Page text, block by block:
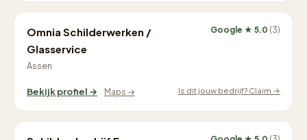
Omnia Schilderwerken /
Glasservice
Assen
Google ★ 5.0 (3)
Bekijk profiel → Maps → Is dit jouw bedrijf? Claim →